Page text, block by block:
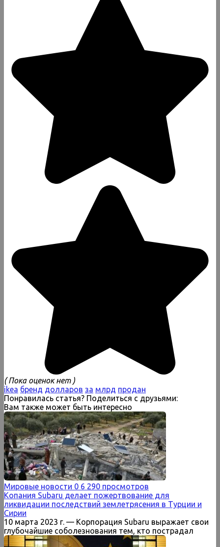
( Пока оценок нет )
ikea бренд долларов за млрд продан
Понравилась статья? Поделиться с друзьями:
Вам также может быть интересно
Мировые новости 0 6 290 просмотров
Копания Subaru делает пожертвование для
ликвидации последствий землетрясения в Турции и
Сирии
10 марта 2023 г. — Корпорация Subaru выражает свои
глубочайшие соболезнования тем, кто пострадал